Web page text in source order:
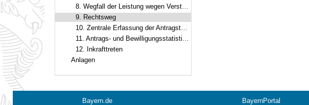
8. Wegfall der Leistung wegen Versterbens
9. Rechtsweg
10. Zentrale Erfassung der Antragstellung nach § 17a StrRehaG
11. Antrags- und Bewilligungsstatistik zur monatlichen besonderen Zuwendung
12. Inkrafttreten
Anlagen
Bayern.de BayernPortal